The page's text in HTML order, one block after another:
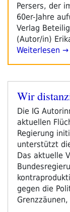
Persers, der
60er-Jahre
Verlag
(Autor/in)
Weiterlesen →
Veröffentlicht
Wir
Die IG
aktuellen
Regierung
unterstützt
Das aktuelle
gegen die